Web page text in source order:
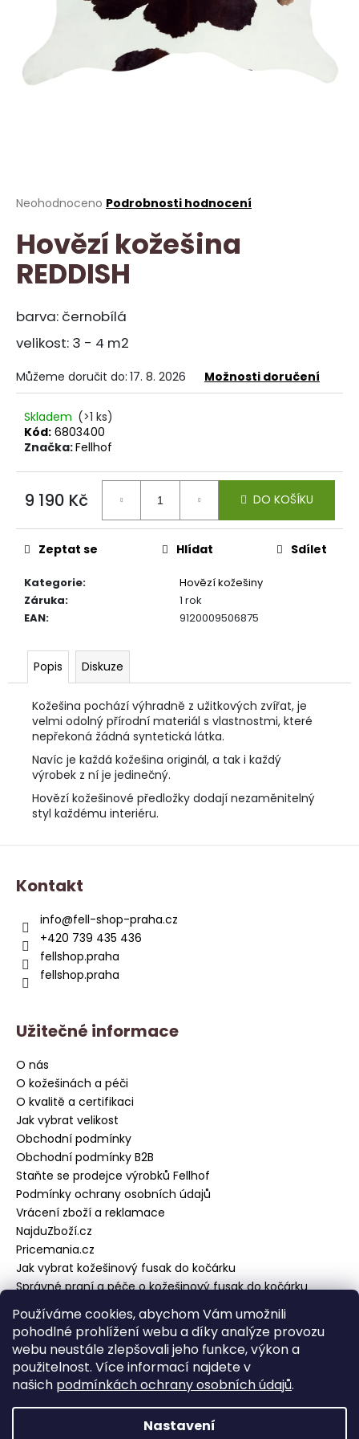
Používáme cookies, abychom Vám umožnili
pohodlné prohlížení webu a díky analýze provozu
webu neustále zlepšovali jeho funkce, výkon a
použitelnost. Více informací najdete v
našich podmínkách ochrany osobních údajů.
Nastavení
Průměrné
produktu
je
0,0
hvězdiček.
Neohodnoceno Podrobnosti hodnocení
Hovězí kožešina
REDDISH
barva: černobílá
velikost: 3 - 4 m2
Můžeme doručit do: 17. 8. 2026 Možnosti doručení
Skladem (>1 ks)
Kód: 6803400
Značka:Fellhof
9 190 Kč
cena:
DO KOŠÍKU
Kategorie:
Hovězí kožešiny
Záruka:
1 rok
EAN: 9120009506875
Zeptat se Hlídat Sdílet
Popis Diskuze
Kožešina pochází výhradně z užitkových zvířat, je
velmi odolný přírodní materiál s vlastnostmi, které
nepřekoná žádná syntetická látka.
Navíc je každá kožešina originál, a tak i každý
výrobek z ní je jedinečný.
Hovězí kožešinové předložky dodají nezaměnitelný
styl každému interiéru.
t
D
o
o
r
u
u
j
e
m
e
POTAH
NA
VOLANT
549
Z
Kontakt
info@fell-shop-praha.cz
+420 739 435 436
fellshop.praha
fellshop.praha
Užitečné informace
O nás
O kožešinách a péči
O kvalitě a certifikaci
Jak vybrat velikost
Obchodní podmínky
Obchodní podmínky B2B
Staňte se prodejce výrobků Fellhof
Podmínky ochrany osobních údajů
Vrácení zboží a reklamace
NajduZboží.cz
Pricemania.cz
Jak vybrat kožešinový fusak do kočárku
Správné praní a péče o kožešinový fusak do kočárku
Přijímáme online platby